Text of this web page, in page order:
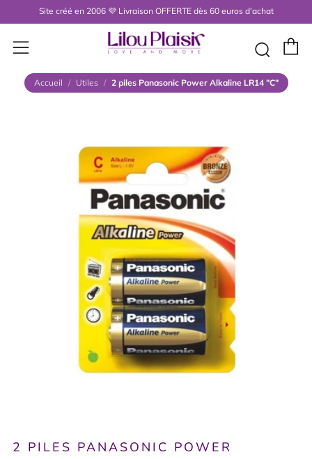
Site créé en 2006 💜 Livraison OFFERTE dès 60 euros d'achat
Menu
Accueil / Utiles / 2 piles Panasonic Power Alkaline LR14 "C"
2 PILES PANASONIC POWER